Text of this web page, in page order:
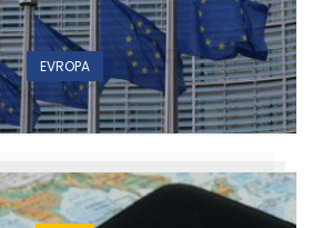
EVROPA